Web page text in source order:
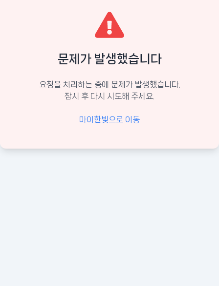
문제가 발생했습니다
요청을 처리하는 중에 문제가 발생했습니다.
잠시 후 다시 시도해 주세요.
마이한빛으로 이동